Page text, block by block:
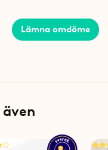
Lämna omdöme